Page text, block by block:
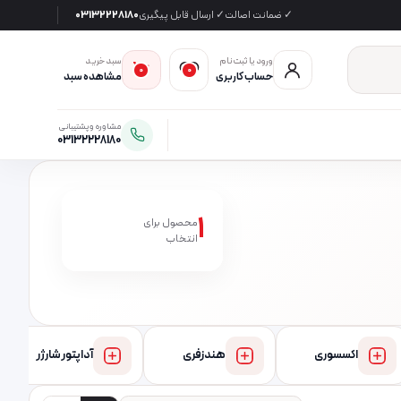
✓ ضمانت اصالت✓ ارسال قابل پیگیری03132228180
ورود یا ثبت‌نام
حساب کاربری 0
0
سبد خرید
مشاهده سبد
مشاوره و پشتیبانی
03132228180
1محصول برای
انتخاب
اکسسوری هندزفری آداپتور شارژر